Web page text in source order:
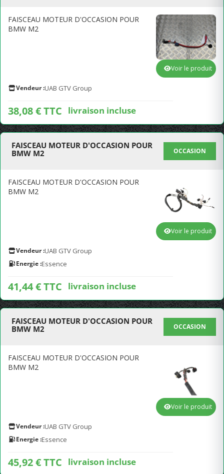
FAISCEAU MOTEUR D'OCCASION POUR
BMW M2
Vendeur :UAB GTV Group
38,08 € TTC livraison incluse
Voir le produit
FAISCEAU MOTEUR D'OCCASION POUR
BMW M2
OCCASION
FAISCEAU MOTEUR D'OCCASION POUR
BMW M2
Vendeur :UAB GTV Group
Energie :Essence
41,44 € TTC livraison incluse
Voir le produit
FAISCEAU MOTEUR D'OCCASION POUR
BMW M2
OCCASION
FAISCEAU MOTEUR D'OCCASION POUR
BMW M2
Vendeur :UAB GTV Group
Energie :Essence
45,92 € TTC livraison incluse
Voir le produit